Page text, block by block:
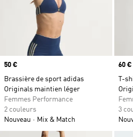
Prix
50 €
Brassière de sport adidas
Originals maintien léger
Femmes Performance
2 couleurs
Nouveau
Mix & Match
Prix
60 €
T-
3